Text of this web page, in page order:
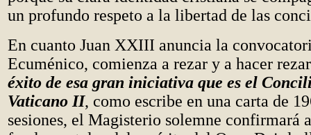
un profundo respeto a la libertad de las
En cuanto Juan XXIII anuncia la
Ecuménico, comienza a rezar y a hacer
éxito de esa gran iniciativa que es el
Vaticano II, como escribe en una carta de
sesiones, el Magisterio solemne confirmará